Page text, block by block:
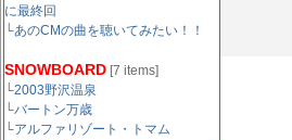
に最終回
└あのCMの曲を聴いてみたい！！
SNOWBOARD [7 items]
└2003野沢温泉
└バートン万歳
└アルファリゾート・トマム